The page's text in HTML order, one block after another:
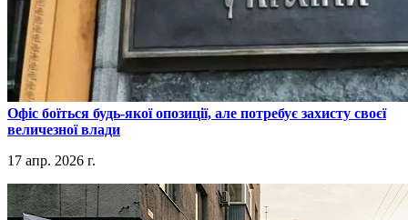
​Офіс боїться будь-якої опозиції, але потребує захисту своєї
величезної влади
17 апр. 2026 г.